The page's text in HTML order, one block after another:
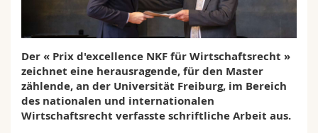
Math.-Nat. und Med. Fak.
Mitarbeitende
Vorlesungsverzeichnis
MyUnifr
Der « Prix d'excellence NKF für Wirtschaftsrecht »
zeichnet eine herausragende, für den Master
zählende, an der Universität Freiburg, im Bereich
des nationalen und internationalen
Wirtschaftsrecht verfasste schriftliche Arbeit aus.